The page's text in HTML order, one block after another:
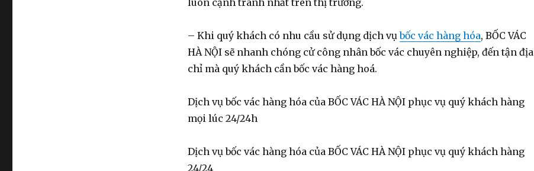
luôn cạnh tranh nhất trên thị trường.
– Khi quý khách có nhu cầu sử dụng dịch vụbốc vác hàng hóa, BỐC VÁC
HÀ NỘI sẽ nhanh chóng cử công nhân bốc vác chuyên nghiệp, đến tận địa
chỉ mà quý khách cần bốc vác hàng hoá.
Dịch vụ bốc vác hàng hóa của BỐC VÁC HÀ NỘI phục vụ quý khách hàng
mọi lúc 24/24h
Dịch vụ bốc vác hàng hóa của BỐC VÁC HÀ NỘI phục vụ quý khách hàng
24/24